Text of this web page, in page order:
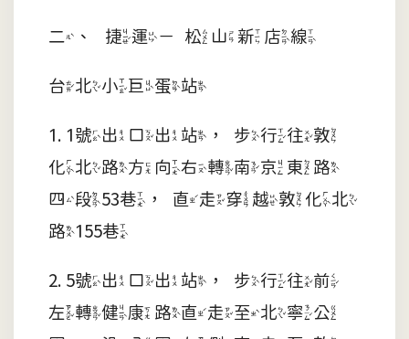
二、 捷運－松山新店線
台北小巨蛋站
1. 1號出口出站，步行往敦
化北路方向右轉南京東路
四段53巷，直走穿越敦化北
路155巷
2. 5號出口出站，步行往前
左轉健康路直走至北寧公